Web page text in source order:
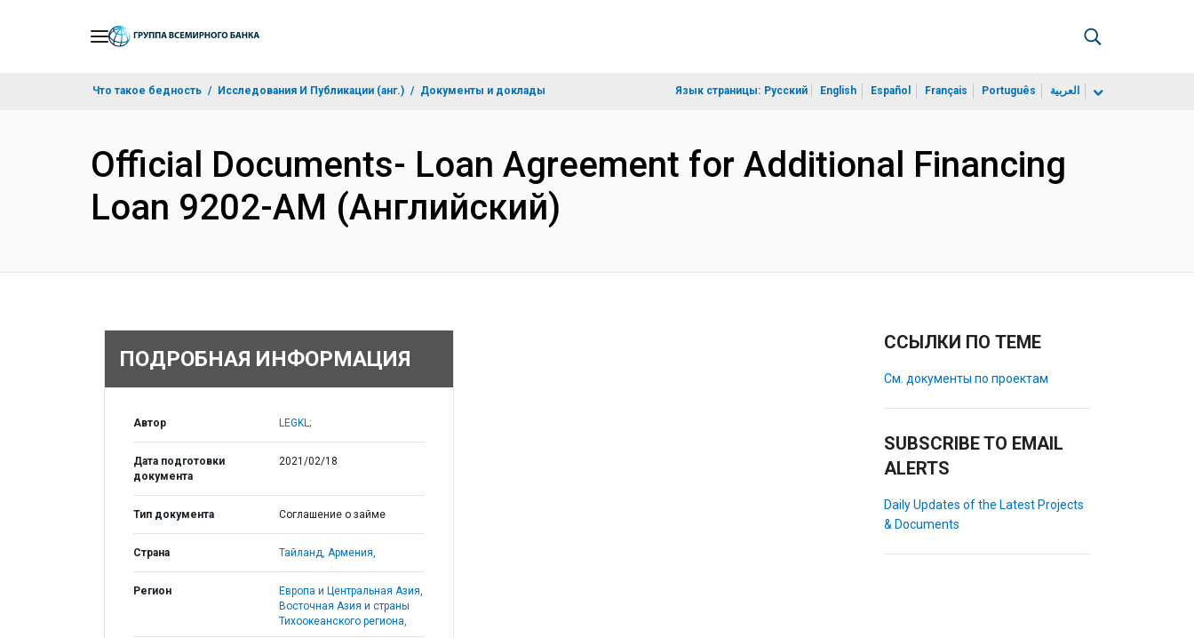
Что такое бедность Исследования И Публикации (анг.) Документы и доклады Язык страницы: Русский English Español Français Português العربية
Official Documents- Loan Agreement for Additional Financing
Loan 9202-AM (Английский)
ПОДРОБНАЯ ИНФОРМАЦИЯ
Автор LEGKL;
Дата подготовки
документа
2021/02/18
Тип документа Соглашение о займе
Страна Тайланд, Армения,
Регион
Европа и Центральная Азия,
Восточная Азия и страны
Тихоокеанского региона,
ССЫЛКИ ПО ТЕМЕ
См. документы по проектам
SUBSCRIBE TO EMAIL
ALERTS
Daily Updates of the Latest Projects
& Documents